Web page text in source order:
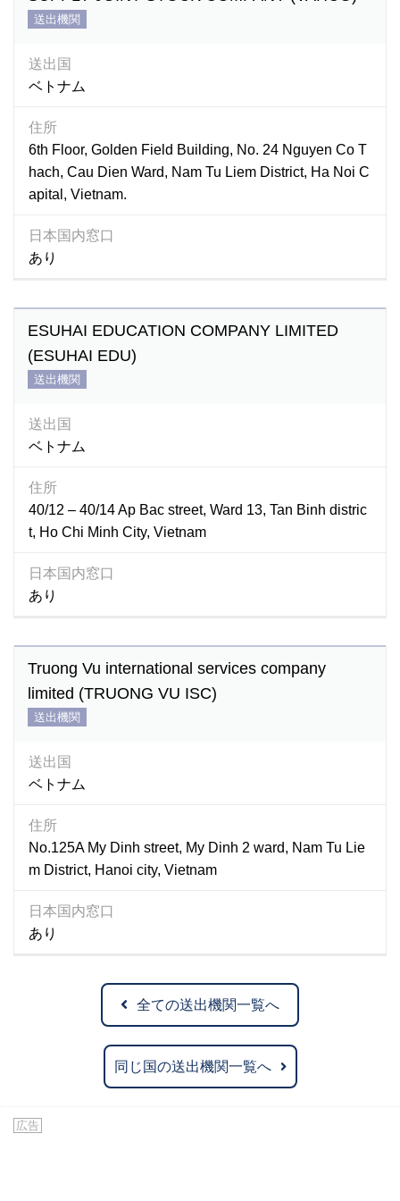
送出機関
送出国
ベトナム
住所
6th Floor, Golden Field Building, No. 24 Nguyen Co T
hach, Cau Dien Ward, Nam Tu Liem District, Ha Noi C
apital, Vietnam.
日本国内窓口
あり
ESUHAI EDUCATION COMPANY LIMITED
(ESUHAI EDU)
送出機関
送出国
ベトナム
住所
40/12 – 40/14 Ap Bac street, Ward 13, Tan Binh distric
t, Ho Chi Minh City, Vietnam
日本国内窓口
あり
Truong Vu international services company
limited (TRUONG VU ISC)
送出機関
送出国
ベトナム
住所
No.125A My Dinh street, My Dinh 2 ward, Nam Tu Lie
m District, Hanoi city, Vietnam
日本国内窓口
あり
全ての送出機関一覧へ
同じ国の送出機関一覧へ
広告